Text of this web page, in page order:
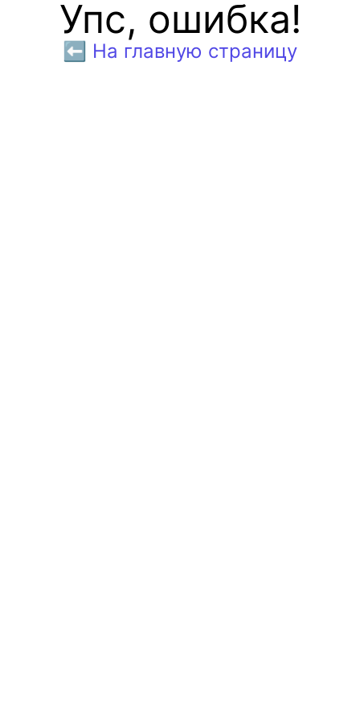
Упс, ошибка!
⬅️ На главную страницу